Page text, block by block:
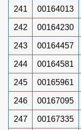
241 00164013
242 00164230
243 00164457
244 00164581
245 00165961
246 00167095
247 00167335